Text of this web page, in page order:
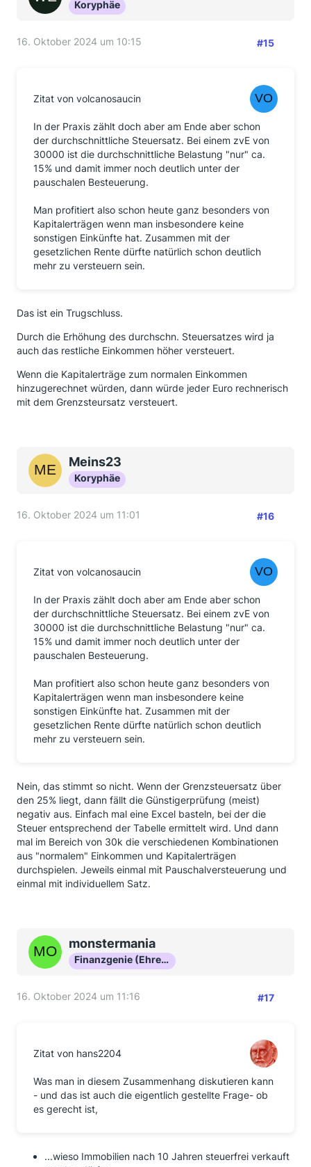
Koryphäe
16. Oktober 2024 um 10:15 #15
Zitat von volcanosaucin
In der Praxis zählt doch aber am Ende aber schon
der durchschnittliche Steuersatz. Bei einem zvE von
30000 ist die durchschnittliche Belastung "nur" ca.
15% und damit immer noch deutlich unter der
pauschalen Besteuerung.
Man profitiert also schon heute ganz besonders von
Kapitalerträgen wenn man insbesondere keine
sonstigen Einkünfte hat. Zusammen mit der
gesetzlichen Rente dürfte natürlich schon deutlich
mehr zu versteuern sein.
Das ist ein Trugschluss.
Durch die Erhöhung des durchschn. Steuersatzes wird ja
auch das restliche Einkommen höher versteuert.
Wenn die Kapitalerträge zum normalen Einkommen
hinzugerechnet würden, dann würde jeder Euro rechnerisch
mit dem Grenzsteursatz versteuert.
Meins23
Koryphäe
16. Oktober 2024 um 11:01 #16
Zitat von volcanosaucin
In der Praxis zählt doch aber am Ende aber schon
der durchschnittliche Steuersatz. Bei einem zvE von
30000 ist die durchschnittliche Belastung "nur" ca.
15% und damit immer noch deutlich unter der
pauschalen Besteuerung.
Man profitiert also schon heute ganz besonders von
Kapitalerträgen wenn man insbesondere keine
sonstigen Einkünfte hat. Zusammen mit der
gesetzlichen Rente dürfte natürlich schon deutlich
mehr zu versteuern sein.
Nein, das stimmt so nicht. Wenn der Grenzsteuersatz über
den 25% liegt, dann fällt die Günstigerprüfung (meist)
negativ aus. Einfach mal eine Excel basteln, bei der die
Steuer entsprechend der Tabelle ermittelt wird. Und dann
mal im Bereich von 30k die verschiedenen Kombinationen
aus "normalem" Einkommen und Kapitalerträgen
durchspielen. Jeweils einmal mit Pauschalversteuerung und
einmal mit individuellem Satz.
monstermania
Finanzgenie (Ehrenmitglied)
16. Oktober 2024 um 11:16 #17
Zitat von hans2204
Was man in diesem Zusammenhang diskutieren kann
- und das ist auch die eigentlich gestellte Frage- ob
es gerecht ist,
...wieso Immobilien nach 10 Jahren steuerfrei verkauft